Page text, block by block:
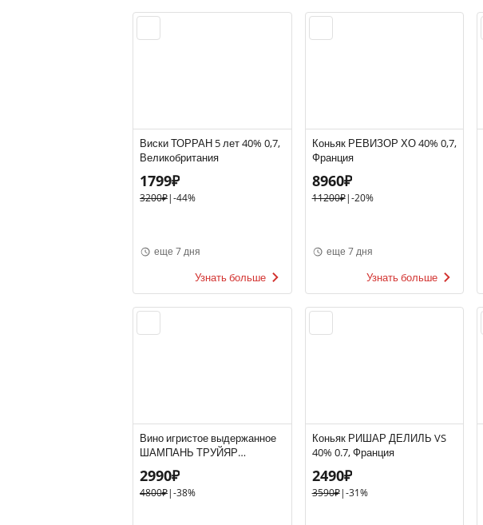
Виски ТОРРАН 5 лет 40% 0,7,
Великобритания
1799₽
3200₽|-44%
еще 7 дня
Узнать больше
Коньяк РЕВИЗОР ХО 40% 0,7,
Франция
8960₽
11200₽|-20%
еще 7 дня
Узнать больше
Вино игристое выдержанное
ШАМПАНЬ ТРУЙЯР
ЭЛЕКСИУМ 12% 0.75,
розовое, брют, Франция
2990₽
4800₽|-38%
Коньяк РИШАР ДЕЛИЛЬ VS
40% 0.7, Франция
2490₽
3590₽|-31%